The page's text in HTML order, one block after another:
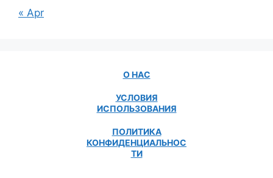
« Apr
О НАС
УСЛОВИЯ
ИСПОЛЬЗОВАНИЯ
ПОЛИТИКА
КОНФИДЕНЦИАЛЬНОС
ТИ